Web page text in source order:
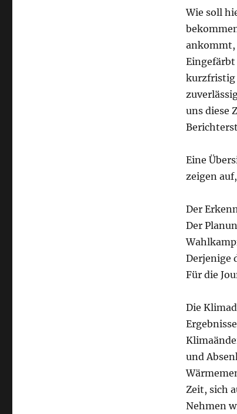
Wie soll
ankommt,
kurzfristig
uns diese
Eine
zeigen
Der
Der
Derjenige
Für die
Die
und
Zeit, sich
Nehmen